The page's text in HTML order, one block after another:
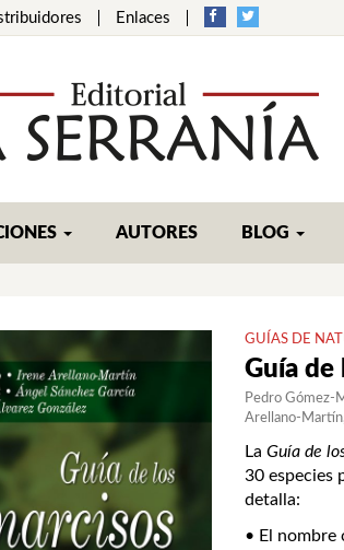
Enlaces
AUTORES BLOG
GUÍAS DE
Guía de
Pedro Gómez-
Arellano-Martín
La Guía de
30 especies
detalla:
• El nombre